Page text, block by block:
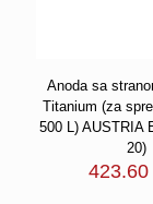
Anoda sa
Titanium (za
500 L) AUSTRIA
20)
423.60